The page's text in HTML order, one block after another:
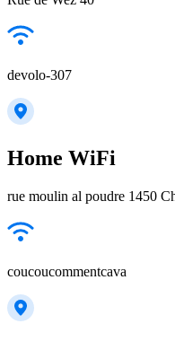
devolo-307
Home WiFi
rue moulin al poudre 1450
coucoucommentcava